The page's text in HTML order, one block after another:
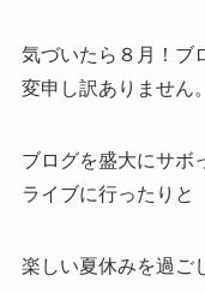
気づいたら８月！ブ
変申し訳ありません。
ブログを盛大にサボ
ライブに行ったりと
楽しい夏休みを過ご